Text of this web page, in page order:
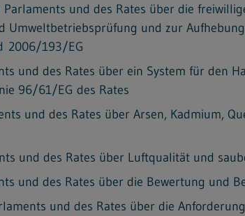
und des Rates über die
Umweltbetriebsprüfung und zur
2006/193/EG
und des Rates über ein System für den
96/61/EG des Rates
und des Rates über Arsen, Kadmium,
und des Rates über Luftqualität und
und des Rates über die Bewertung und
und des Rates über die